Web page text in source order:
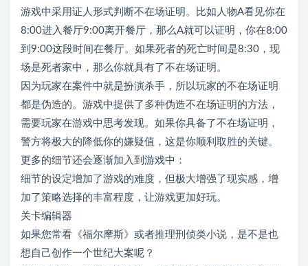
游戏中采用证人形式判断不在场证明。比如人物A看见你在
8:00进入餐厅9:00离开餐厅，那么A就可以证明，你在8:00
到9:00这段时间在餐厅。如果死者的死亡时间是8:30，现
场是死者家中，那么你就具有了不在场证明。
因为玩家在案件中就是扮演杀手，所以玩家的不在场证明
都是伪造的。游戏中提供了多种伪造不在场证明的方法，
需要玩家在游戏中思考发现。如果你具备了不在场证明，
警方将极大的降低你的嫌疑值，这是你顺利取胜的关键。
更多的细节还会逐渐加入到游戏中：
细节的设定增加了游戏的难度，但极大增强了现实感，增
加了策略选择的丰富程度，让游戏更加好玩。
关卡编辑器
如果您常看《福尔摩斯》或者推理刑侦类小说，是不是也
想自己创作一个世纪大案呢？